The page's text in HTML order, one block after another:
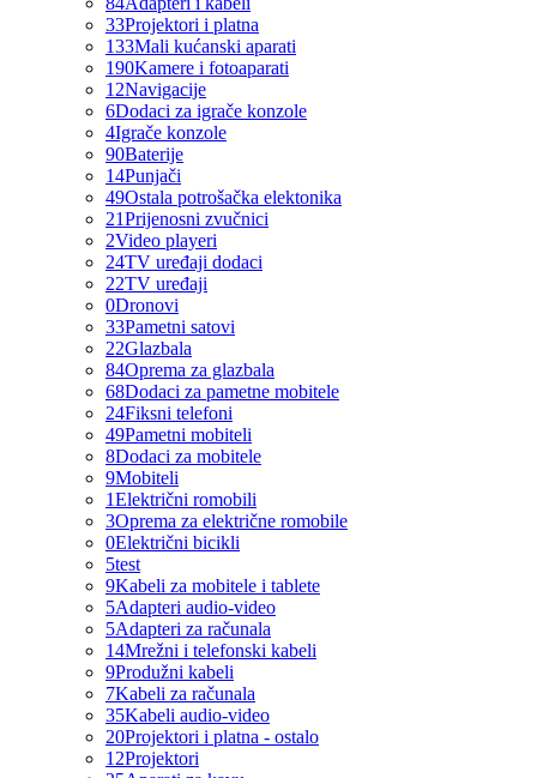
33Projektori i platna
133Mali kućanski aparati
190Kamere i fotoaparati
12Navigacije
6Dodaci za igrače konzole
4Igrače konzole
90Baterije
14Punjači
49Ostala potrošačka elektonika
21Prijenosni zvučnici
2Video playeri
24TV uređaji dodaci
22TV uređaji
0Dronovi
33Pametni satovi
22Glazbala
84Oprema za glazbala
68Dodaci za pametne mobitele
24Fiksni telefoni
49Pametni mobiteli
8Dodaci za mobitele
9Mobiteli
1Električni romobili
3Oprema za električne romobile
0Električni bicikli
5test
9Kabeli za mobitele i tablete
5Adapteri audio-video
5Adapteri za računala
14Mrežni i telefonski kabeli
9Produžni kabeli
7Kabeli za računala
35Kabeli audio-video
20Projektori i platna - ostalo
12Projektori